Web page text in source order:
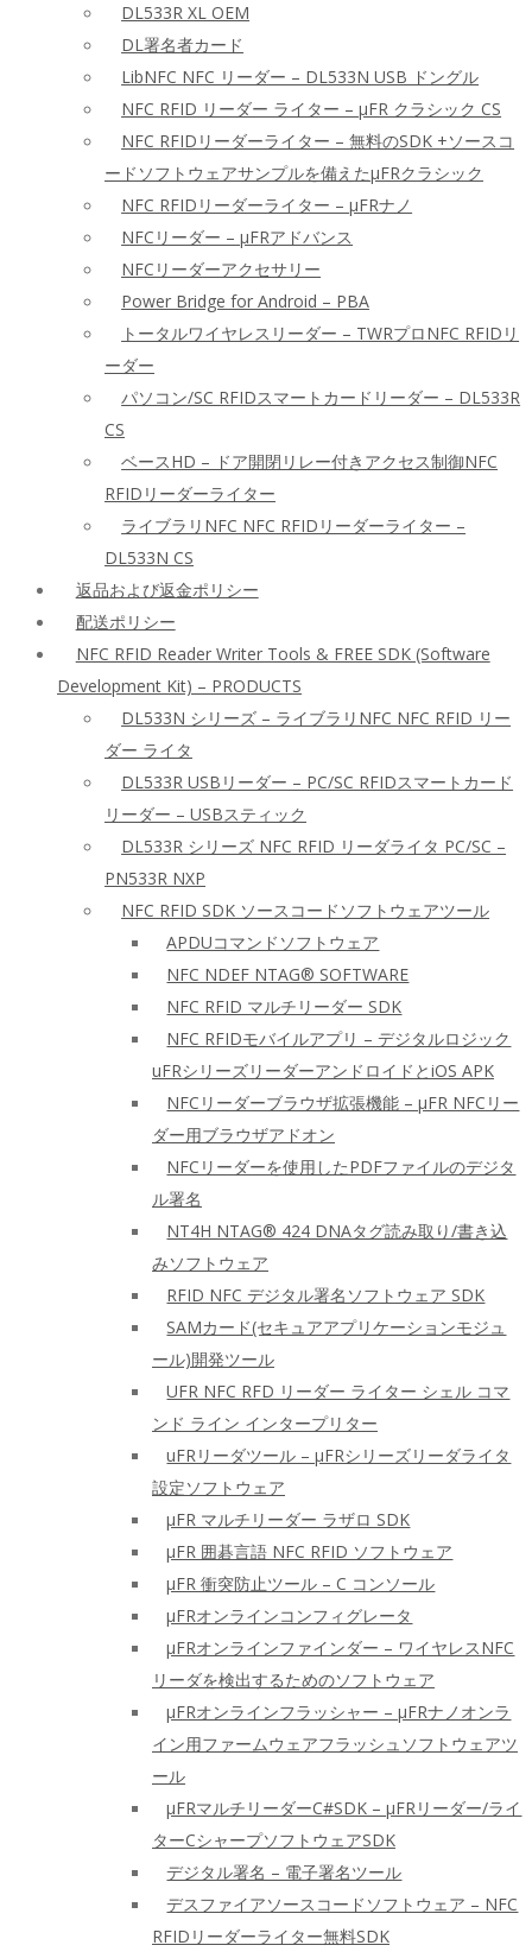
DL533R XL OEM
DL署名者カード
LibNFC NFC リーダー – DL533N USB ドングル
NFC RFID リーダー ライター – μFR クラシック CS
NFC RFIDリーダーライター – 無料のSDK +ソースコ
ードソフトウェアサンプルを備えたμFRクラシック
NFC RFIDリーダーライター – μFRナノ
NFCリーダー – μFRアドバンス
NFCリーダーアクセサリー
Power Bridge for Android – PBA
トータルワイヤレスリーダー – TWRプロNFC RFIDリ
ーダー
パソコン/SC RFIDスマートカードリーダー – DL533R
CS
ベースHD – ドア開閉リレー付きアクセス制御NFC
RFIDリーダーライター
ライブラリNFC NFC RFIDリーダーライター –
DL533N CS
返品および返金ポリシー
配送ポリシー
NFC RFID Reader Writer Tools & FREE SDK (Software
Development Kit) – PRODUCTS
DL533N シリーズ – ライブラリNFC NFC RFID リー
ダー ライタ
DL533R USBリーダー – PC/SC RFIDスマートカード
リーダー – USBスティック
DL533R シリーズ NFC RFID リーダライタ PC/SC –
PN533R NXP
NFC RFID SDK ソースコードソフトウェアツール
APDUコマンドソフトウェア
NFC NDEF NTAG® SOFTWARE
NFC RFID マルチリーダー SDK
NFC RFIDモバイルアプリ – デジタルロジック
uFRシリーズリーダーアンドロイドとiOS APK
NFCリーダーブラウザ拡張機能 – μFR NFCリー
ダー用ブラウザアドオン
NFCリーダーを使用したPDFファイルのデジタ
ル署名
NT4H NTAG® 424 DNAタグ読み取り/書き込
みソフトウェア
RFID NFC デジタル署名ソフトウェア SDK
SAMカード(セキュアアプリケーションモジュ
ール)開発ツール
UFR NFC RFD リーダー ライター シェル コマ
ンド ライン インタープリター
uFRリーダツール – μFRシリーズリーダライタ
設定ソフトウェア
μFR マルチリーダー ラザロ SDK
μFR 囲碁言語 NFC RFID ソフトウェア
μFR 衝突防止ツール – C コンソール
μFRオンラインコンフィグレータ
μFRオンラインファインダー – ワイヤレスNFC
リーダを検出するためのソフトウェア
μFRオンラインフラッシャー – μFRナノオンラ
イン用ファームウェアフラッシュソフトウェアツ
ール
μFRマルチリーダーC#SDK – μFRリーダー/ライ
ターCシャープソフトウェアSDK
デジタル署名 – 電子署名ツール
デスファイアソースコードソフトウェア – NFC
RFIDリーダーライター無料SDK